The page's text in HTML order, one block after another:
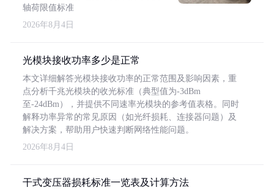
轴荷限值标准
2026年8月4日
光模块接收功率多少是正常
本文详细解答光模块接收功率的正常范围及影响因素，重
点分析千兆光模块的收光标准（典型值为-3dBm
至-24dBm），并提供不同速率光模块的参考值表格。同时
解释功率异常的常见原因（如光纤损耗、连接器问题）及
解决方案，帮助用户快速判断网络性能问题。
2026年8月4日
干式变压器损耗标准一览表及计算方法